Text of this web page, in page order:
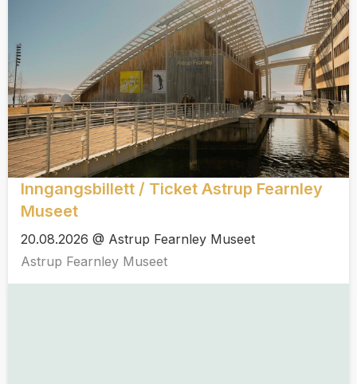
Inngangsbillett / Ticket Astrup Fearnley
Museet
20.08.2026 @ Astrup Fearnley Museet
Astrup Fearnley Museet